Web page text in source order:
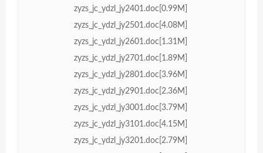
zyzs_jc_ydzl_jy2401.doc[0.99M]
zyzs_jc_ydzl_jy2501.doc[4.08M]
zyzs_jc_ydzl_jy2601.doc[1.31M]
zyzs_jc_ydzl_jy2701.doc[1.89M]
zyzs_jc_ydzl_jy2801.doc[3.96M]
zyzs_jc_ydzl_jy2901.doc[2.36M]
zyzs_jc_ydzl_jy3001.doc[3.79M]
zyzs_jc_ydzl_jy3101.doc[4.15M]
zyzs_jc_ydzl_jy3201.doc[2.79M]